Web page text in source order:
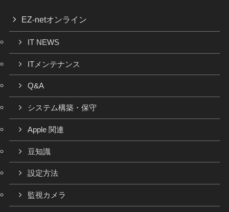
EZ-netオンライン
IT NEWS
ITメンテナンス
Q&A
システム構築・保守
Apple 関連
豆知識
設定方法
監視カメラ